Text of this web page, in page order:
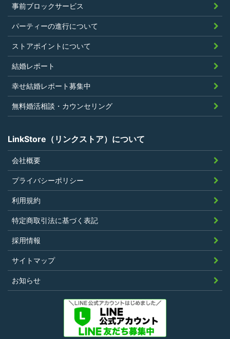
事前ブロックサービス
パーティーの進行について
ストアポイントについて
結婚レポート
幸せ結婚レポート募集中
無料婚活相談・カウンセリング
LinkStore（リンクストア）について
会社概要
プライバシーポリシー
利用規約
特定商取引法に基づく表記
採用情報
サイトマップ
お知らせ